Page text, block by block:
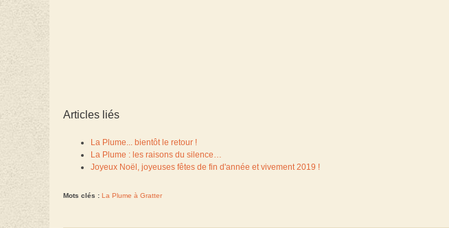
Articles liés
La Plume... bientôt le retour !
La Plume : les raisons du silence…
Joyeux Noël, joyeuses fêtes de fin d'année et vivement 2019 !
Mots clés : La Plume à Gratter